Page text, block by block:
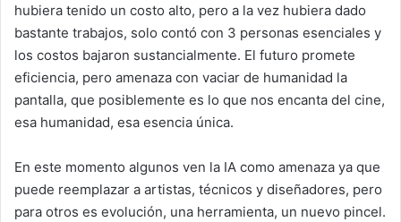
hubiera tenido un costo alto, pero a la vez hubiera dado
bastante trabajos, solo contó con 3 personas esenciales y
los costos bajaron sustancialmente. El futuro promete
eficiencia, pero amenaza con vaciar de humanidad la
pantalla, que posiblemente es lo que nos encanta del cine,
esa humanidad, esa esencia única.
En este momento algunos ven la IA como amenaza ya que
puede reemplazar a artistas, técnicos y diseñadores, pero
para otros es evolución, una herramienta, un nuevo pincel.